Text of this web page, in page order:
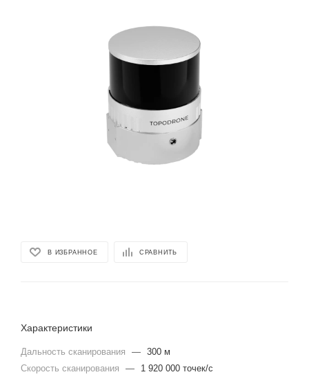
В ИЗБРАННОЕ СРАВНИТЬ
Характеристики
Дальность сканирования — 300 м
Скорость сканирования
—
1 920 000 точек/с